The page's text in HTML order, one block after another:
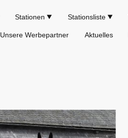
Stationen Stationsliste
Unsere Werbepartner Aktuelles